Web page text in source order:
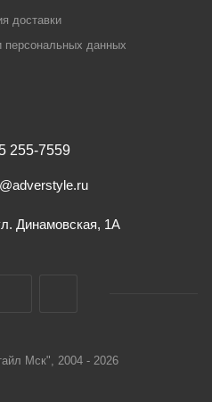
доставки
персональных данных
255-7559
Динамовская, 1А
Мск", 2004 - 2026